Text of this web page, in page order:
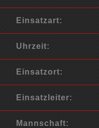
Einsatzart:
Uhrzeit:
Einsatzort:
Einsatzleiter:
Mannschaft: